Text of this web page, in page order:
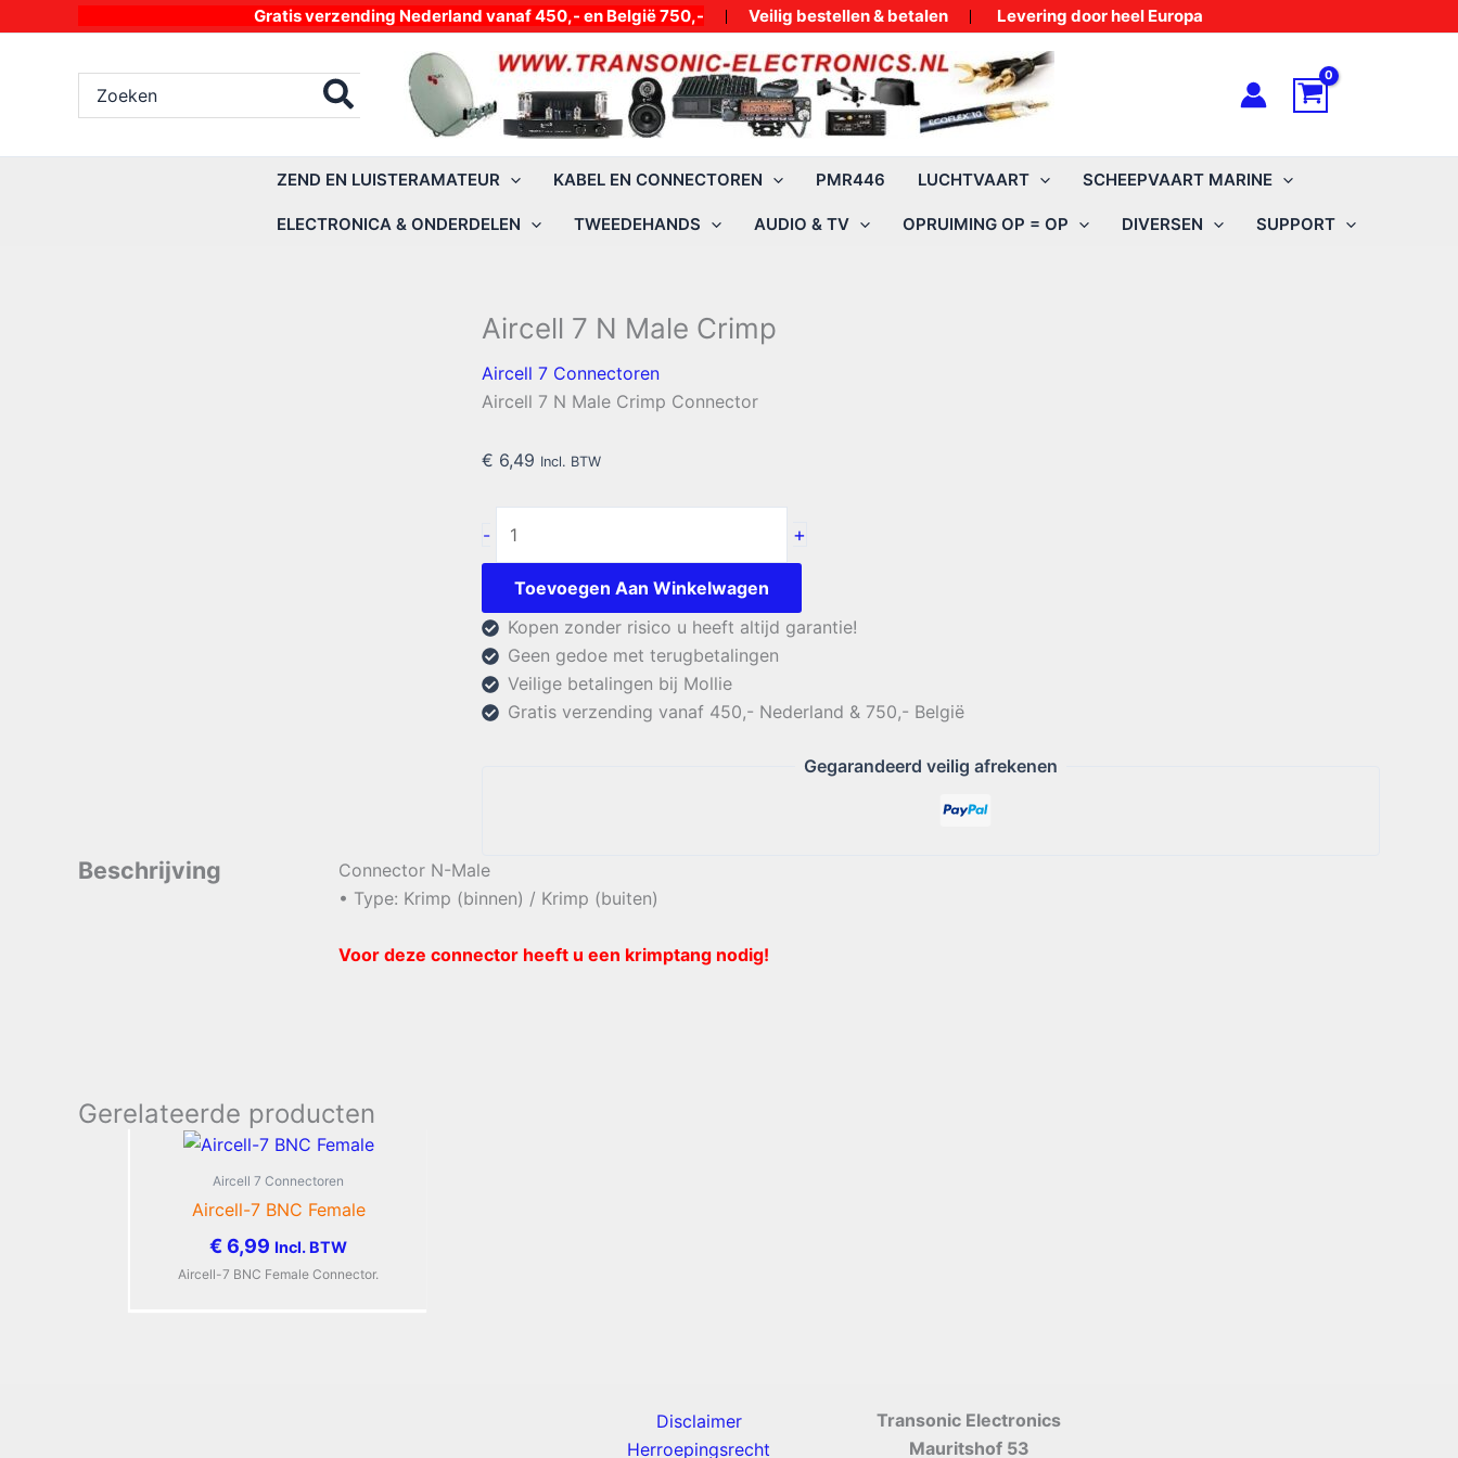
Gratis verzending Nederland vanaf 450,- en België 750,- Veilig bestellen & betalen Levering door heel Europa
naar:
ZEND EN LUISTERAMATEUR KABEL EN CONNECTOREN PMR446 LUCHTVAART SCHEEPVAART MARINE
ELECTRONICA & ONDERDELEN TWEEDEHANDS AUDIO & TV OPRUIMING OP = OP DIVERSEN SUPPORT
Aircell 7 N Male Crimp
Aircell 7 Connectoren
Aircell 7 N Male Crimp Connector
€ 6,49 Incl. BTW
-
Crimp
aantal
+
Toevoegen Aan Winkelwagen
Kopen zonder risico u heeft altijd garantie!
Geen gedoe met terugbetalingen
Veilige betalingen bij Mollie
Gratis verzending vanaf 450,- Nederland & 750,- België
Gegarandeerd veilig afrekenen
Beschrijving
Connector N-Male
• Type: Krimp (binnen) / Krimp (buiten)
Voor deze connector heeft u een krimptang nodig!
Gerelateerde producten
Aircell 7 Connectoren
Aircell-7 BNC Female
€6,99 Incl. BTW
Aircell-7 BNC Female Connector.
Disclaimer
Herroepingsrecht
Transonic Electronics
Mauritshof 53